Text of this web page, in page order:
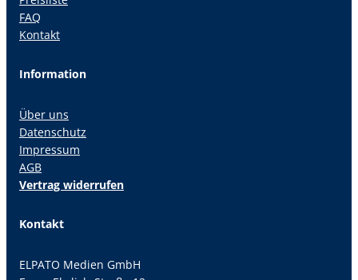
FAQ
Kontakt
Information
Über uns
Datenschutz
Impressum
AGB
Vertrag widerrufen
Kontakt
ELPATO Medien GmbH